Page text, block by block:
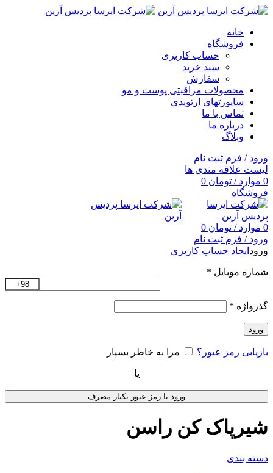
خانه
فروشگاه
حساب کاربری
سبد خرید
سفارش
محصولات مراقبتی پوست و مو
ساپورتهای ارتوپدی
تماس با ما
درباره ما
وبلاگ
ورود / فرم ثبت نام
لیست علاقه مندی ها
0 موارد / تومان
فروشگاه
0 موارد / تومان
ورود / فرم ثبت نام
ورود ایجاد حساب کاربری
شماره موبایل *
گذرواژه *
ورود
بازیابی رمز عبور؟ مرا به خاطر بسپار
یا
ورود با رمز عبور یکبار مصرف
شیرپاک کن راسن
دسته بندی